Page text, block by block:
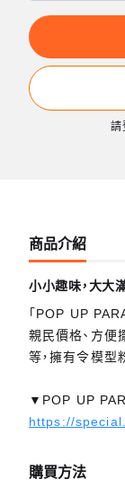
請
商品介紹
小小趣味，大大
「POP UP
親民價格、方
等，擁有令模型
▼POP UP
https://
購買方法